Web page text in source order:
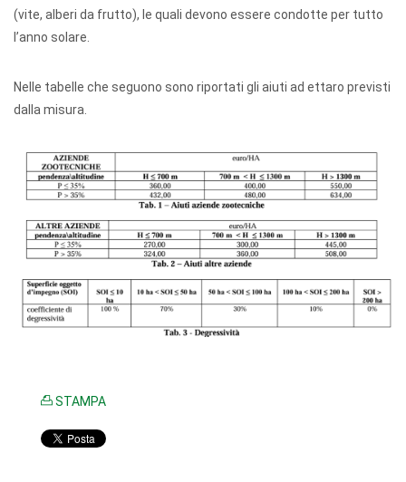
(vite, alberi da frutto), le quali devono essere condotte per tutto
l’anno solare.
Nelle tabelle che seguono sono riportati gli aiuti ad ettaro previsti
dalla misura.
STAMPA